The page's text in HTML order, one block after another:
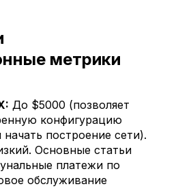
метрики
До $5000 (позволяет
конфигурацию
построение сети).
Основные статьи
платежи по
обслуживание